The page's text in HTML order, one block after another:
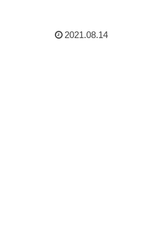
2021.08.14